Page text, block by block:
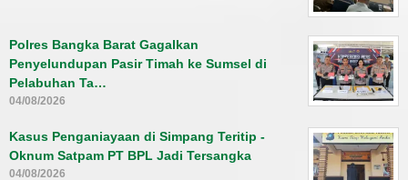
Polres Bangka Barat Gagalkan
Penyelundupan Pasir Timah ke Sumsel di
Pelabuhan Ta…
04/08/2026
Kasus Penganiayaan di Simpang Teritip -
Oknum Satpam PT BPL Jadi Tersangka
04/08/2026